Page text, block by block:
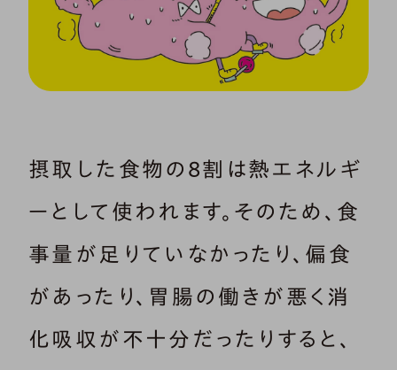
摂取した食物の8割は熱エネルギ
ーとして使われます。そのため、食
事量が足りていなかったり、偏食
があったり、胃腸の働きが悪く消
化吸収が不十分だったりすると、